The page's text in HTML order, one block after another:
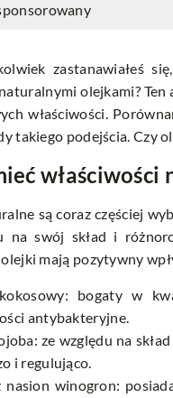
zastanawiałeś
olejkami?
właściwości.
takiego podejścia. Czy
są coraz częściej
na swój skład i
mają pozytywny
bogaty w
antybakteryjne.
ze względu na
i regulująco.
nasion winogron: